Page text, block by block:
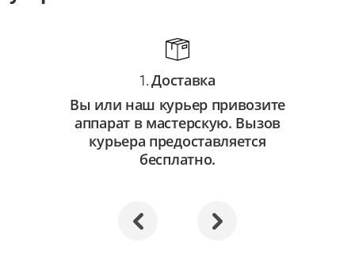
от 750 ₽
Ремонт автофокуса
от 2 250 ₽
Замена объектива
1.Доставка
Вы или наш курьер привозите
аппарат в мастерскую. Вызов
курьера предоставляется
бесплатно.